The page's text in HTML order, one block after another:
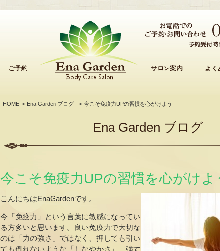
ご予約 サロン案内 よく
Ena Garden ブログ
今こそ免疫力UPの習慣を心がけよ
こんにちはEnaGardenです。
今「免疫力」という言葉に敏感になってい
る方多いと思います。良い免疫力で大切な
のは「力の強さ」ではなく、押しても引い
ても倒れないような「しなやかさ」。強す
HOME Ena Garden ブログ 今こそ免疫力UPの習慣を心がけよう